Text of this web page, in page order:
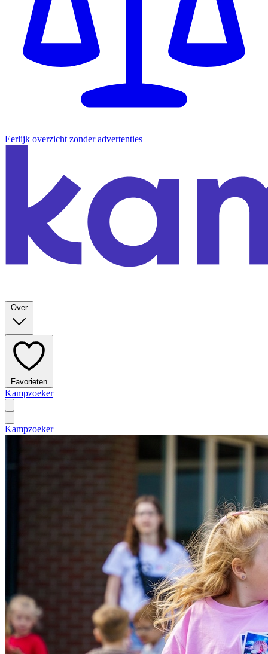
Eerlijk overzicht zonder advertenties
Over
Favorieten
Kampzoeker
Kampzoeker